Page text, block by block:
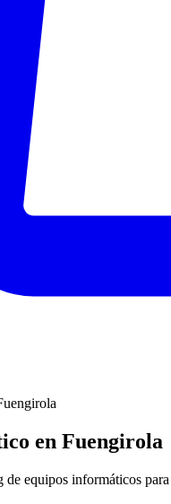
en Fuengirola
equipos informáticos para